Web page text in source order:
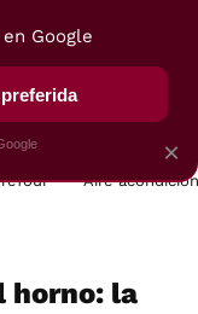
VEGUI
Aire
horno: la
×
Google